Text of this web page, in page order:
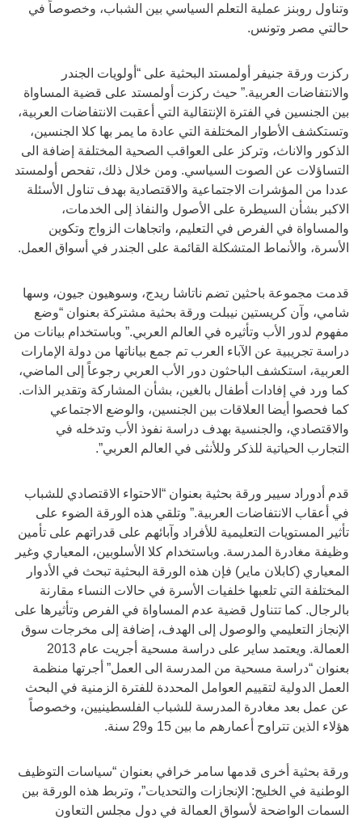
وتناول روبنز عملية التعلم السياسي بين الشباب، وخصوصاً في
حالتي مصر وتونس.
ركزت ورقة جنيفر أولمستد البحثية على “أولويات الجندر
والانتفاضات العربية.” حيث ركزت أولمستد على قضية المساواة
بين الجنسين في الفترة الإنتقالية التي أعقبت الانتفاضات العربية،
وتستكشف الأطوار المختلفة التي عادة ما يمر بها كلا الجنسين،
الذكور والاناث، وتركز على العواقب الصحية المختلفة إضافة الى
التساؤلات عن الصوت السياسي. ومن خلال ذلك، تفحص أولمستد
عددا من المؤشرات الاجتماعية والاقتصادية بهدف تناول الأسئلة
الاكبر بشأن السيطرة على الأصول والنفاذ إلى الخدمات،
والمساواة في الفرص في التعليم، واتجاهات الزواج وتكوين
الأسرة، والأنماط المتشكلة القائمة على الجندر في أسواق العمل.
قدمت مجموعة باحثين تضم ناتاشا ريدج، وسوهيون جيون، وسها
شامي، وآن كريستين نيبلت ورقة بحثية مشتركة بعنوان “وضع
مفهوم لدور الأب وتأثيره في العالم العربي.” وباستخدام بيانات من
دراسة تجريبية عن الآباء العرب تم جمع بياناتها من دولة الإمارات
العربية، استكشف الباحثون دور الأب العربي رجوعاً إلى الماضي،
كما ورد في إفادات أطفال بالغين، بشأن المشاركة وتقدير الذات.
كما فحصوا أيضا العلاقات بين الجنسين، والوضع الاجتماعي
والاقتصادي، والجنسية بهدف دراسة نفوذ الأب وتدخله في
التجارب الحياتية للذكر وللأنثى في العالم العربي”.
قدم أدوراد سيير ورقة بحثية بعنوان “الاحتواء الاقتصادي للشباب
في أعقاب الانتفاضات العربية.” وتلقي هذه الورقة الضوء على
تأثير المستويات التعليمية للأفراد وآبائهم على قدراتهم على تأمين
وظيفة مغادرة المدرسة. وباستخدام كلا الأسلوبين، المعياري وغير
المعياري (كابلان ماير) فإن هذه الورقة البحثية تبحث في الأدوار
المختلفة التي تلعبها خلفيات الأسرة في حالات النساء مقارنة
بالرجال. كما تتناول قضية عدم المساواة في الفرص وتأثيرها على
الإنجاز التعليمي والوصول إلى الهدف، إضافة إلى مخرجات سوق
العمالة. ويعتمد ساير على دراسة مسحية أجريت عام 2013
بعنوان “دراسة مسحية من المدرسة الى العمل” أجرتها منظمة
العمل الدولية لتقييم العوامل المحددة للفترة الزمنية في البحث
عن عمل بعد مغادرة المدرسة للشباب الفلسطينيين، وخصوصاً
هؤلاء الذين تتراوح أعمارهم ما بين 15 و29 سنة.
ورقة بحثية أخرى قدمها سامر خرافي بعنوان “سياسات التوظيف
الوطنية في الخليج: الإنجازات والتحديات”، وتربط هذه الورقة بين
السمات الواضحة لأسواق العمالة في دول مجلس التعاون